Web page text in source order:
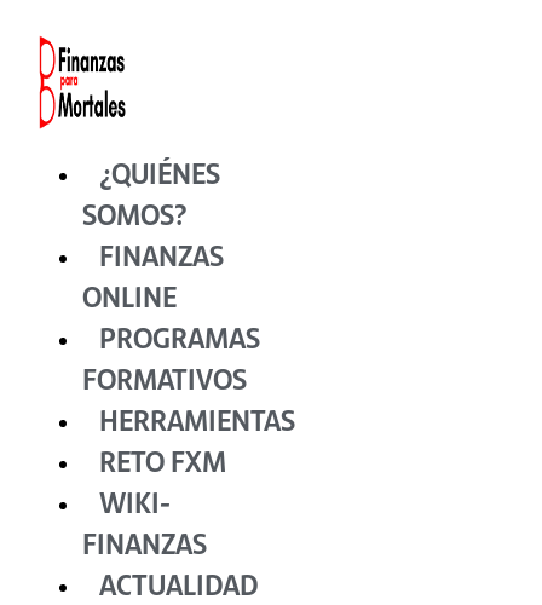
contenido
¿QUIÉNES
SOMOS?
FINANZAS
ONLINE
PROGRAMAS
FORMATIVOS
HERRAMIENTAS
RETO FXM
WIKI-
FINANZAS
ACTUALIDAD